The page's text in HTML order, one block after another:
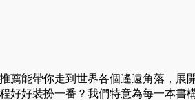
薦能帶你走到世界各個遙遠角落，展
好好裝扮一番？我們特意為每一本書